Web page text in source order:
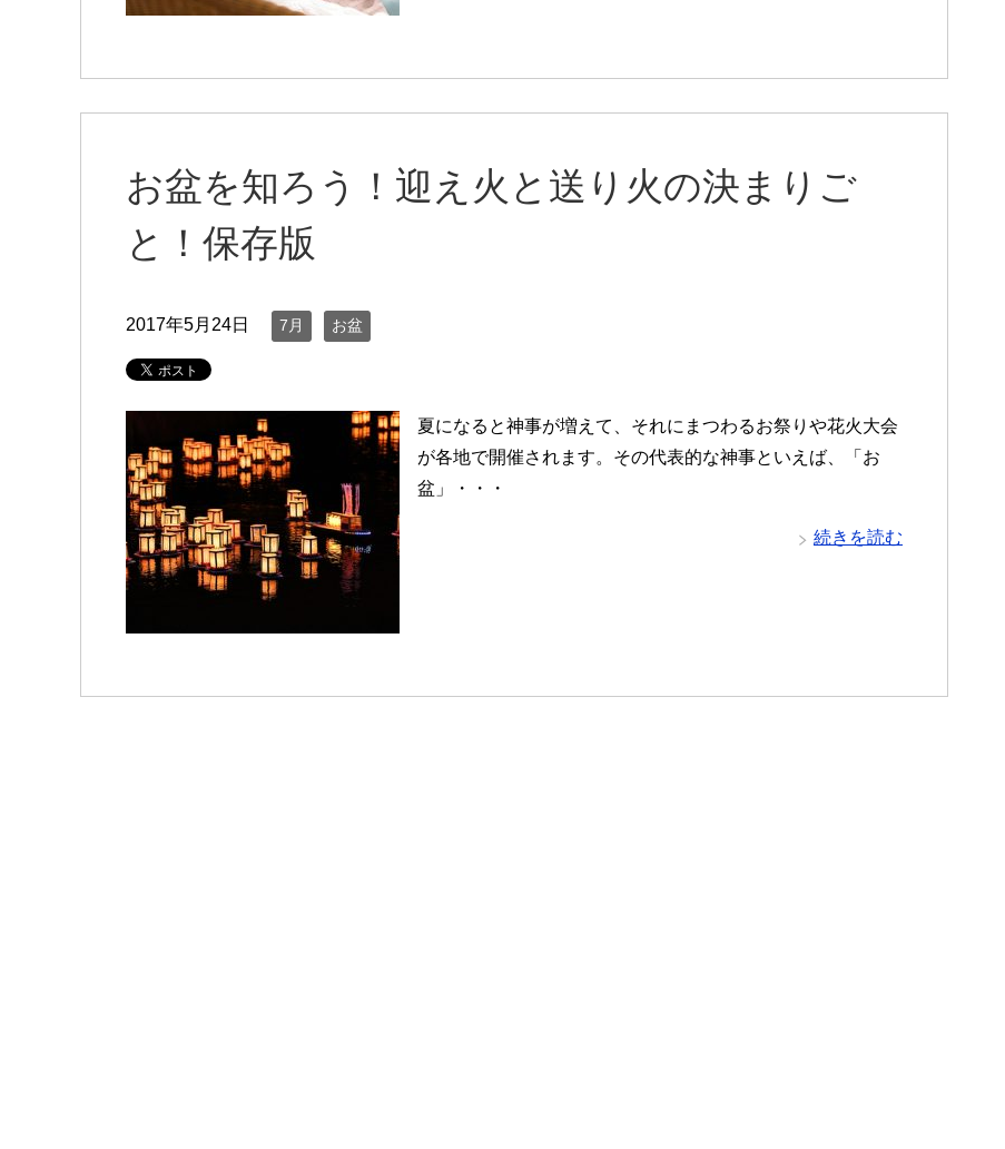
お盆を知ろう！迎え火と送り火の決まりご
と！保存版
2017年5月24日 7月 お盆
夏になると神事が増えて、それにまつわるお祭りや花火大会
が各地で開催されます。その代表的な神事といえば、「お
盆」・・・
続きを読む